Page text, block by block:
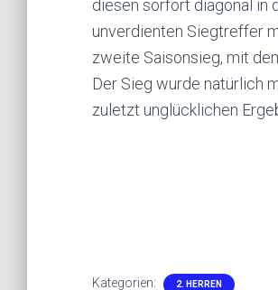
diesen sorfort diagonal in
unverdienten Siegtreffer
zweite Saisonsieg, mit
Der Sieg wurde natürlich
zuletzt unglücklichen
Kategorien: 2. HERREN